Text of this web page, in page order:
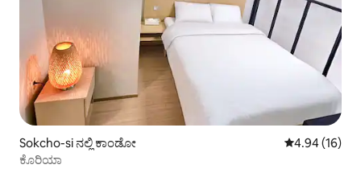
Sokcho-si ನಲ್ಲಿ ಕಾಂಡೋ 5 ರಲ್ಲಿ 4.94
4.94 (16)
ಕೊರಿಯಾ